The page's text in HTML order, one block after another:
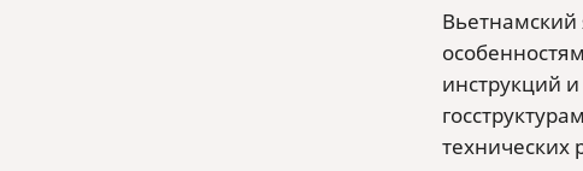
Вьетнамский
инструкций
технических